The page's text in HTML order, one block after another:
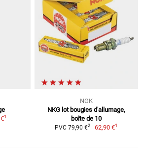
1
NGK
NKG lot bougies d'allumage,
boîte de 10
PVC 79,90 €2 62,90 €1